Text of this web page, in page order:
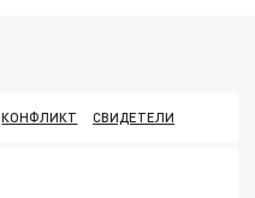
КОНФЛИКТ СВИДЕТЕЛИ